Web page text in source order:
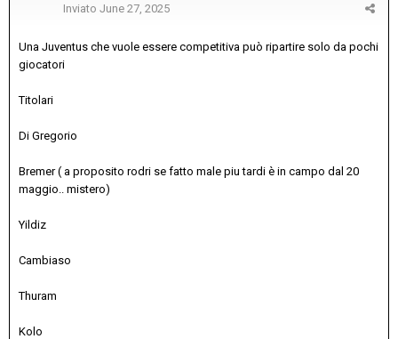
Inviato June 27, 2025
Una Juventus che vuole essere competitiva può ripartire solo da pochi
giocatori
Titolari
Di Gregorio
Bremer ( a proposito rodri se fatto male piu tardi è in campo dal 20
maggio.. mistero)
Yildiz
Cambiaso
Thuram
Kolo